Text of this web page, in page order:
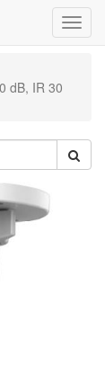
Menú
de
dB, IR 30